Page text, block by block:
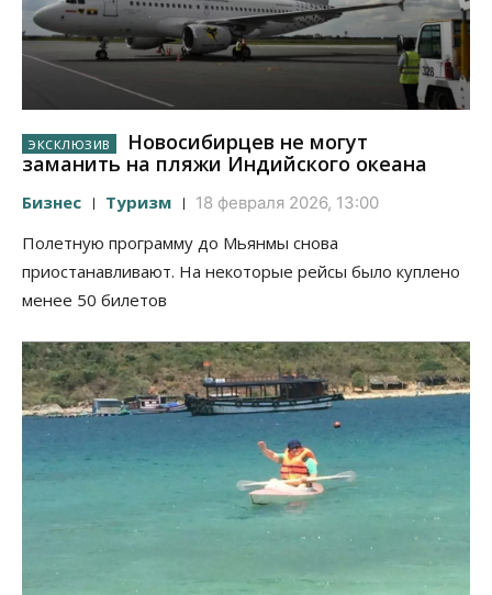
Новосибирцев не могут
заманить на пляжи Индийского океана
Бизнес Туризм 18 февраля 2026, 13:00
Полетную программу до Мьянмы снова
приостанавливают. На некоторые рейсы было куплено
менее 50 билетов